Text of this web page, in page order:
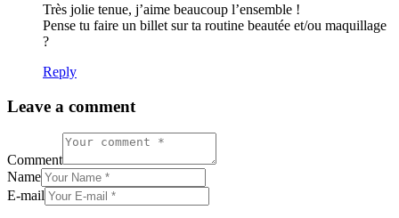
Très jolie tenue, j’aime beaucoup l’ensemble !
Pense tu faire un billet sur ta routine beautée et/ou maquillage
?
Reply
Leave a comment
Comment
Name
E-mail